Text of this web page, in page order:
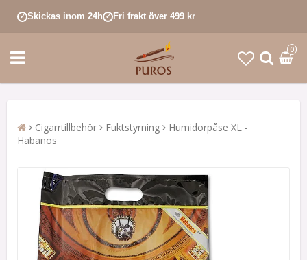
✓ Skickas inom 24h ✓ Fri frakt över 499 kr
0
Cigarrtillbehör Fuktstyrning
Humidorpåse XL -
Habanos